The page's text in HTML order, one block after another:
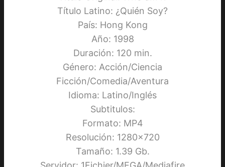
Título Latino: ¿Quién Soy?
País: Hong Kong
Año: 1998
Duración: 120 min.
Género: Acción/Ciencia
Ficción/Comedia/Aventura
Idioma: Latino/Inglés
Subtitulos:
Formato: MP4
Resolución: 1280×720
Tamaño: 1.39 Gb.